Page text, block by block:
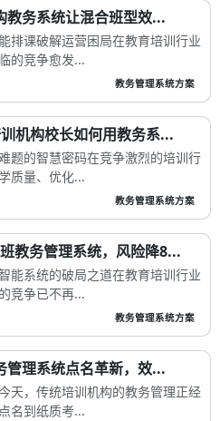
教务系统让混合班型效...
排课破解运营困局在教育培训行业
的竞争愈发...
教务管理系统方案
机构校长如何用教务系...
题的智慧密码在竞争激烈的培训行
质量、优化...
教务管理系统方案
教务管理系统，风险降8...
能系统的破局之道在教育培训行业
竞争已不再...
教务管理系统方案
管理系统点名革新，效...
天，传统培训机构的教务管理正经
名到纸质考...